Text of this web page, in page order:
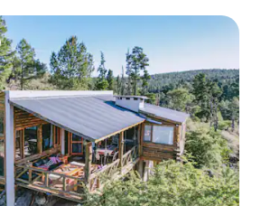
スです。